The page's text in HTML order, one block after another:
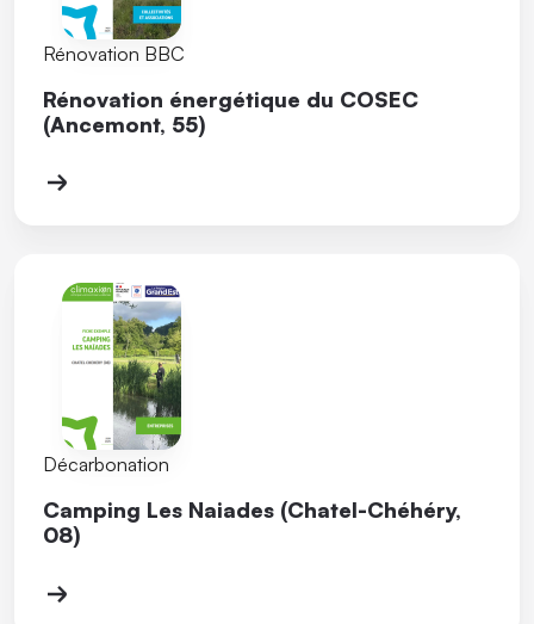
Rénovation BBC
Rénovation énergétique du COSEC
(Ancemont, 55)
Décarbonation
Camping Les Naiades (Chatel-Chéhéry,
08)